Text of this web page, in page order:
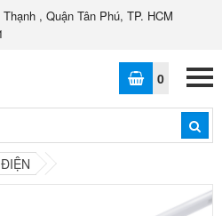
, Quận Tân Phú, TP. HCM
0